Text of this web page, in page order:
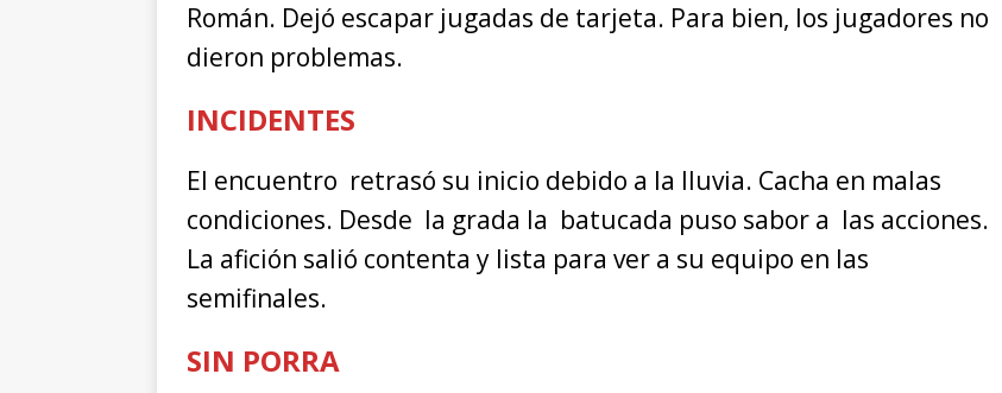
Román. Dejó escapar jugadas de tarjeta. Para bien, los jugadores no
dieron problemas.
INCIDENTES
El encuentro retrasó su inicio debido a la lluvia. Cacha en malas
condiciones. Desde la grada la batucada puso sabor a las acciones.
La afición salió contenta y lista para ver a su equipo en las
semifinales.
SIN PORRA